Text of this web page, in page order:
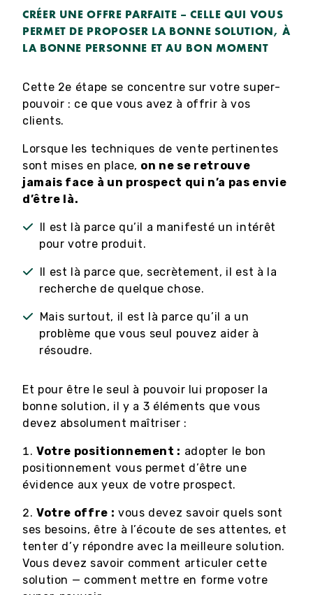
CRÉER UNE OFFRE PARFAITE – CELLE QUI VOUS
PERMET DE PROPOSER LA BONNE SOLUTION, À
LA BONNE PERSONNE ET AU BON MOMENT
Cette 2e étape se concentre sur votre super-
pouvoir : ce que vous avez à offrir à vos
clients.
Lorsque les techniques de vente pertinentes
sont mises en place, on ne se retrouve
jamais face à un prospect qui n’a pas envie
d’être là.
Il est là parce qu’il a manifesté un intérêt
pour votre produit.
Il est là parce que, secrètement, il est à la
recherche de quelque chose.
Mais surtout, il est là parce qu’il a un
problème que vous seul pouvez aider à
résoudre.
Et pour être le seul à pouvoir lui proposer la
bonne solution, il y a 3 éléments que vous
devez absolument maîtriser :
Votre positionnement : adopter le bon
positionnement vous permet d’être une
évidence aux yeux de votre prospect.
Votre offre : vous devez savoir quels sont
ses besoins, être à l’écoute de ses attentes, et
tenter d’y répondre avec la meilleure solution.
Vous devez savoir comment articuler cette
solution — comment mettre en forme votre